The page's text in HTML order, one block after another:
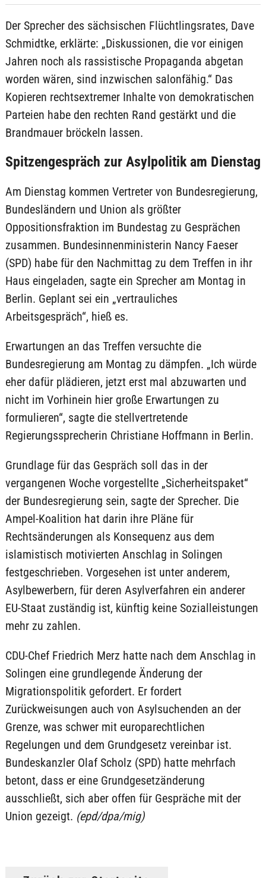
Der Sprecher des sächsischen Flüchtlingsrates, Dave
Schmidtke, erklärte: „Diskussionen, die vor einigen
Jahren noch als rassistische Propaganda abgetan
worden wären, sind inzwischen salonfähig.“ Das
Kopieren rechtsextremer Inhalte von demokratischen
Parteien habe den rechten Rand gestärkt und die
Brandmauer bröckeln lassen.
Spitzengespräch zur Asylpolitik am Dienstag
Am Dienstag kommen Vertreter von Bundesregierung,
Bundesländern und Union als größter
Oppositionsfraktion im Bundestag zu Gesprächen
zusammen. Bundesinnenministerin Nancy Faeser
(SPD) habe für den Nachmittag zu dem Treffen in ihr
Haus eingeladen, sagte ein Sprecher am Montag in
Berlin. Geplant sei ein „vertrauliches
Arbeitsgespräch“, hieß es.
Erwartungen an das Treffen versuchte die
Bundesregierung am Montag zu dämpfen. „Ich würde
eher dafür plädieren, jetzt erst mal abzuwarten und
nicht im Vorhinein hier große Erwartungen zu
formulieren“, sagte die stellvertretende
Regierungssprecherin Christiane Hoffmann in Berlin.
Grundlage für das Gespräch soll das in der
vergangenen Woche vorgestellte „Sicherheitspaket“
der Bundesregierung sein, sagte der Sprecher. Die
Ampel-Koalition hat darin ihre Pläne für
Rechtsänderungen als Konsequenz aus dem
islamistisch motivierten Anschlag in Solingen
festgeschrieben. Vorgesehen ist unter anderem,
Asylbewerbern, für deren Asylverfahren ein anderer
EU-Staat zuständig ist, künftig keine Sozialleistungen
mehr zu zahlen.
CDU-Chef Friedrich Merz hatte nach dem Anschlag in
Solingen eine grundlegende Änderung der
Migrationspolitik gefordert. Er fordert
Zurückweisungen auch von Asylsuchenden an der
Grenze, was schwer mit europarechtlichen
Regelungen und dem Grundgesetz vereinbar ist.
Bundeskanzler Olaf Scholz (SPD) hatte mehrfach
betont, dass er eine Grundgesetzänderung
ausschließt, sich aber offen für Gespräche mit der
Union gezeigt. (epd/dpa/mig)